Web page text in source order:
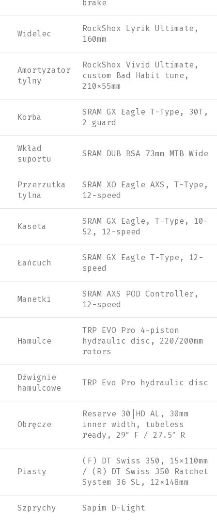
brake
Widelec
RockShox Lyrik Ultimate,
160mm
Amortyzator
tylny
RockShox Vivid Ultimate,
custom Bad Habit tune,
210x55mm
Korba
SRAM GX Eagle T-Type, 30T,
2 guard
Wkład
suportu
SRAM DUB BSA 73mm MTB Wide
Przerzutka
tylna
SRAM XO Eagle AXS, T-Type,
12-speed
Kaseta
SRAM GX Eagle, T-Type, 10-
52, 12-speed
Łańcuch
SRAM GX Eagle T-Type, 12-
speed
Manetki
SRAM AXS POD Controller,
12-speed
Hamulce
TRP EVO Pro 4-piston
hydraulic disc, 220/200mm
rotors
Dźwignie
hamulcowe
TRP Evo Pro hydraulic disc
Obręcze
Reserve 30|HD AL, 30mm
inner width, tubeless
ready, 29″ F / 27.5″ R
Piasty
(F) DT Swiss 350, 15x110mm
/ (R) DT Swiss 350 Ratchet
System 36 SL, 12x148mm
Szprychy Sapim D-Light